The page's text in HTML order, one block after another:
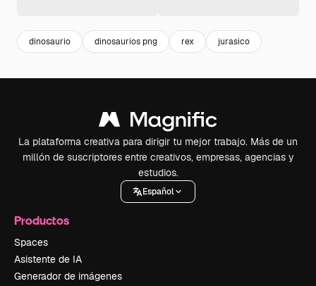
dinosaurio dinosaurios png rex jurasico
La plataforma creativa para dirigir tu mejor trabajo. Más de un
millón de suscriptores entre creativos, empresas, agencias y
estudios.
Español
Productos
Spaces
Asistente de IA
Generador de imágenes